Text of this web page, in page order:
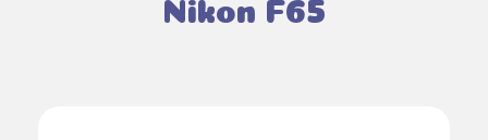
Nikon F65